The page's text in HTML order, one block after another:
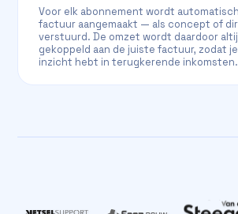
Voor elk abonnement wordt
factuur aangemaakt — als concept of
verstuurd. De omzet wordt daardoor
gekoppeld aan de juiste factuur, zodat
inzicht hebt in terugkerende inkomsten.